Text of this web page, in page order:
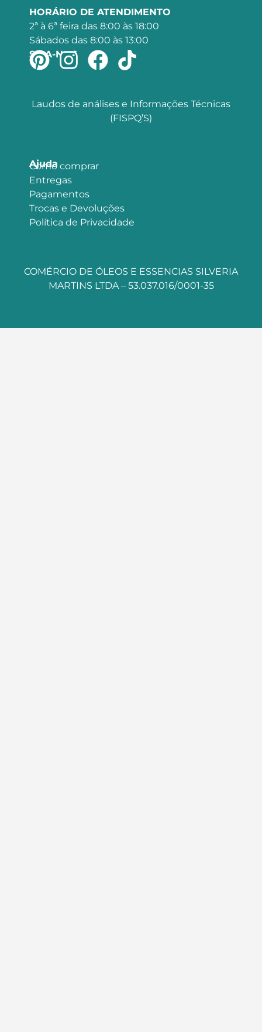
HORÁRIO DE ATENDIMENTO
2ª à 6ª feira das 8:00 às 18:00
Sábados das 8:00 às 13:00
SIGA-NOS
Laudos de análises e Informações Técnicas
(FISPQ’S)
Ajuda
Como comprar
Entregas
Pagamentos
Trocas e Devoluções
Política de Privacidade
COMÉRCIO DE ÓLEOS E ESSENCIAS SILVERIA
MARTINS LTDA – 53.037.016/0001-35